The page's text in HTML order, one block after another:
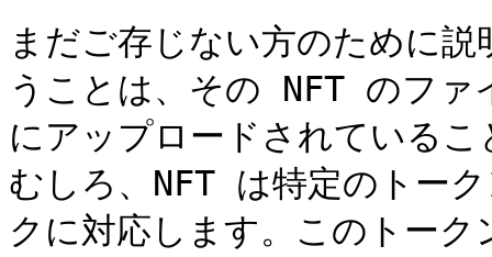
まだご存じない方のために
うことは、その NFT のファ
にアップロードされている
むしろ、NFT は特定のトー
クに対応します。このトー